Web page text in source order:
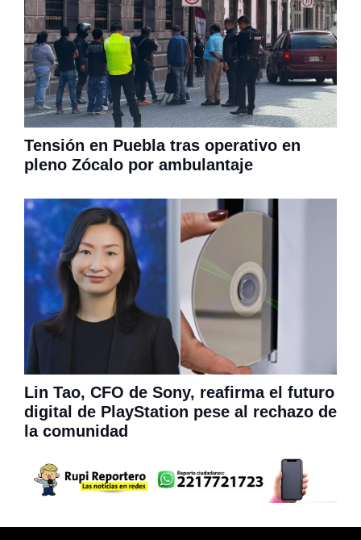
Tensión en Puebla tras operativo en
pleno Zócalo por ambulantaje
Lin Tao, CFO de Sony, reafirma el futuro
digital de PlayStation pese al rechazo de
la comunidad